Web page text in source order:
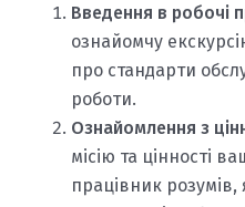
Введення в робочі
ознайомчу
про стандарти
роботи.
Ознайомлення з
місію та цінності
працівник